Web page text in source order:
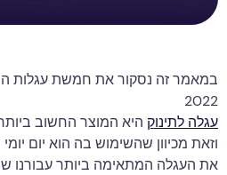
במאמר זה נסקור את חמשת עגלות
2022
עגלה לתינוק היא המוצר החשוב
וזאת מכיוון שהשימוש בה הוא יום
את העגלה המתאימה ביותר עבורנו